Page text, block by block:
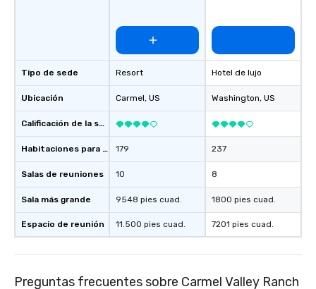
Tipo de sede
Ubicación
Calificación de la sede
Habitaciones para huéspedes
Salas de reuniones
Sala más grande
Espacio de reunión
Resort
Carmel, US
179
10
9548 pies cuad.
11.500 pies cuad.
Hotel de lujo
Washington, US
237
8
1800 pies cuad.
7201 pies cuad.
Preguntas frecuentes sobre Carmel Valley Ranch